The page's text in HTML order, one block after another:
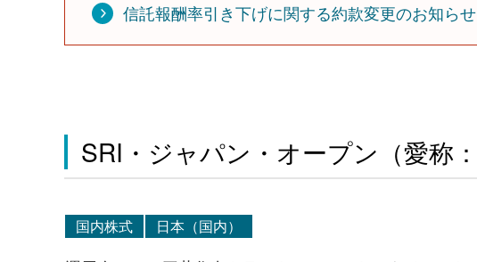
信託報酬率引き下げに関する約款変更のお知らせ